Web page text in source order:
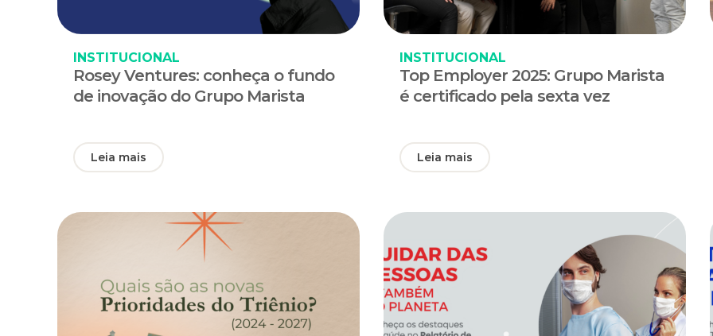
INSTITUCIONAL
Rosey Ventures: conheça o fundo
de inovação do Grupo Marista
Leia mais
INSTITUCIONAL
Top Employer 2025: Grupo Marista
é certificado pela sexta vez
Leia mais